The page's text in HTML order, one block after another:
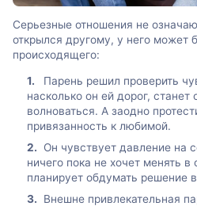
Серьезные отношения не
открылся другому, у него может
происходящего:
Парень решил проверить
насколько он ей дорог, станет
волноваться. А заодно
привязанность к любимой.
Он чувствует давление на
ничего пока не хочет менять
планирует обдумать решение
Внешне привлекательная